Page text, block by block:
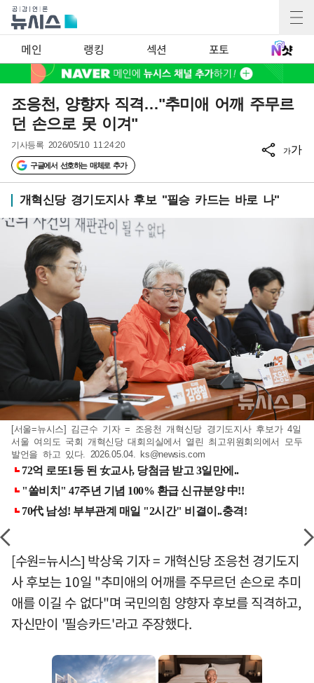
메인 랭킹 섹션 포토
조응천, 양향자 직격…"추미애 어깨 주무르
던 손으로 못 이겨"
기사등록 2026/05/10 11:24:20
구글에서 선호하는 매체로 추가
가가
개혁신당 경기도지사 후보 "필승 카드는 바로 나"
[서울=뉴시스] 김근수 기자 = 조응천 개혁신당 경기도지사 후보가 4일
서울 여의도 국회 개혁신당 대회의실에서 열린 최고위원회의에서 모두
발언을 하고 있다. 2026.05.04. ks@newsis.com
[수원=뉴시스] 박상욱 기자 = 개혁신당 조응천 경기도지
사 후보는 10일 "추미애의 어깨를 주무르던 손으로 추미
애를 이길 수 없다"며 국민의힘 양향자 후보를 직격하고,
자신만이 '필승카드'라고 주장했다.